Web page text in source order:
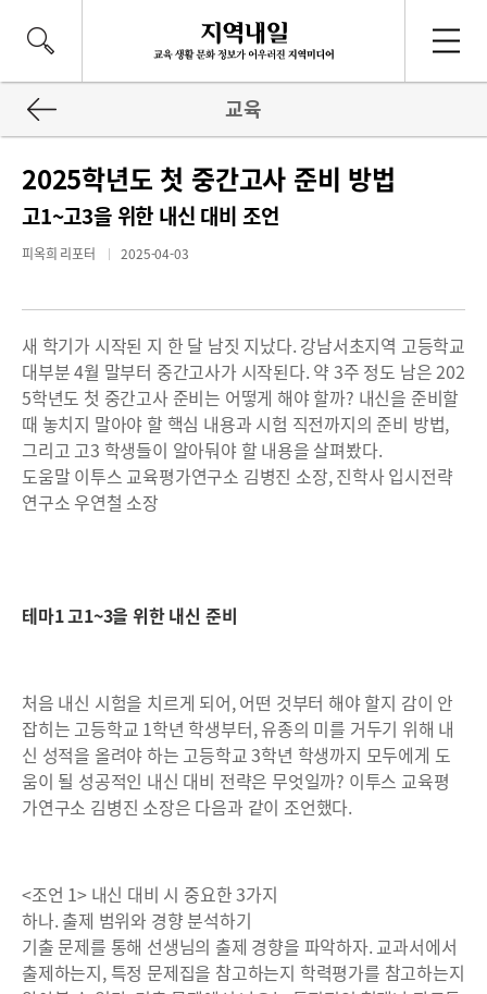
교육
2025학년도 첫 중간고사 준비 방법
고1~고3을 위한 내신 대비 조언
피옥희 리포터 2025-04-03
새 학기가 시작된 지 한 달 남짓 지났다. 강남서초지역 고등학교
대부분 4월 말부터 중간고사가 시작된다. 약 3주 정도 남은 202
5학년도 첫 중간고사 준비는 어떻게 해야 할까? 내신을 준비할
때 놓치지 말아야 할 핵심 내용과 시험 직전까지의 준비 방법,
그리고 고3 학생들이 알아둬야 할 내용을 살펴봤다.
도움말 이투스 교육평가연구소 김병진 소장, 진학사 입시전략
연구소 우연철 소장
테마1 고1~3을 위한 내신 준비
처음 내신 시험을 치르게 되어, 어떤 것부터 해야 할지 감이 안
잡히는 고등학교 1학년 학생부터, 유종의 미를 거두기 위해 내
신 성적을 올려야 하는 고등학교 3학년 학생까지 모두에게 도
움이 될 성공적인 내신 대비 전략은 무엇일까? 이투스 교육평
가연구소 김병진 소장은 다음과 같이 조언했다.
<조언 1> 내신 대비 시 중요한 3가지
하나. 출제 범위와 경향 분석하기
기출 문제를 통해 선생님의 출제 경향을 파악하자. 교과서에서
출제하는지, 특정 문제집을 참고하는지 학력평가를 참고하는지